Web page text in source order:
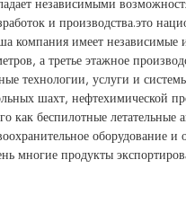
независимыми
и производства.это
компания имеет независимые
а третье этажное
технологии, услуги и
шахт, нефтехимической
как беспилотные
оборудование и
многие продукты